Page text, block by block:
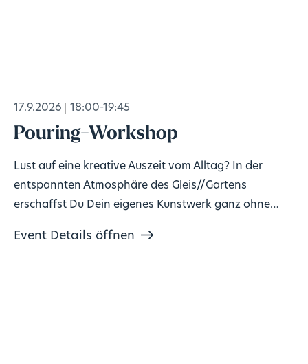
17.9.2026 18:00-19:45
Pouring-Workshop
Lust auf eine kreative Auszeit vom Alltag? In der
entspannten Atmosphäre des Gleis//Gartens
erschaffst Du Dein eigenes Kunstwerk ganz ohne
Event Details öffnen